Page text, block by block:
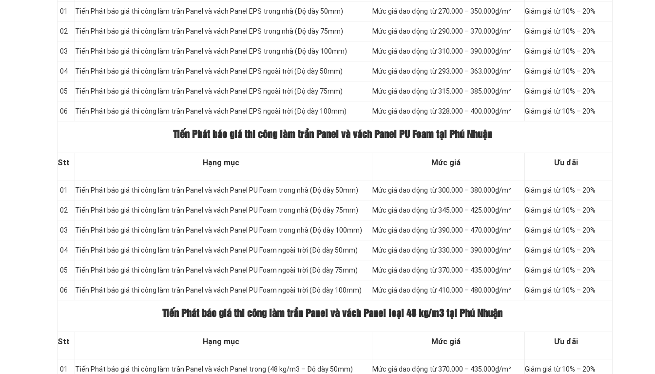
01 Tiến Phát báo giá thi công làm trần Panel và vách Panel EPS trong nhà (Độ dày 50mm) Mức giá dao động từ 270.000 – 350.000₫/m² Giảm giá từ 10% – 20%
02 Tiến Phát báo giá thi công làm trần Panel và vách Panel EPS trong nhà (Độ dày 75mm) Mức giá dao động từ 290.000 – 370.000₫/m² Giảm giá từ 10% – 20%
03 Tiến Phát báo giá thi công làm trần Panel và vách Panel EPS trong nhà (Độ dày 100mm) Mức giá dao động từ 310.000 – 390.000₫/m² Giảm giá từ 10% – 20%
04 Tiến Phát báo giá thi công làm trần Panel và vách Panel EPS ngoài trời (Độ dày 50mm) Mức giá dao động từ 293.000 – 363.000₫/m² Giảm giá từ 10% – 20%
05 Tiến Phát báo giá thi công làm trần Panel và vách Panel EPS ngoài trời (Độ dày 75mm) Mức giá dao động từ 315.000 – 385.000₫/m² Giảm giá từ 10% – 20%
06 Tiến Phát báo giá thi công làm trần Panel và vách Panel EPS ngoài trời (Độ dày 100mm) Mức giá dao động từ 328.000 – 400.000₫/m² Giảm giá từ 10% – 20%
Tiến Phát báo giá thi công làm trần Panel và vách Panel PU Foam tại Phú Nhuận
Stt Hạng mục Mức giá Ưu đãi
01 Tiến Phát báo giá thi công làm trần Panel và vách Panel PU Foam trong nhà (Độ dày 50mm) Mức giá dao động từ 300.000 – 380.000₫/m² Giảm giá từ 10% – 20%
02 Tiến Phát báo giá thi công làm trần Panel và vách Panel PU Foam trong nhà (Độ dày 75mm) Mức giá dao động từ 345.000 – 425.000₫/m² Giảm giá từ 10% – 20%
03 Tiến Phát báo giá thi công làm trần Panel và vách Panel PU Foam trong nhà (Độ dày 100mm) Mức giá dao động từ 390.000 – 470.000₫/m² Giảm giá từ 10% – 20%
04 Tiến Phát báo giá thi công làm trần Panel và vách Panel PU Foam ngoài trời (Độ dày 50mm) Mức giá dao động từ 330.000 – 390.000₫/m² Giảm giá từ 10% – 20%
05 Tiến Phát báo giá thi công làm trần Panel và vách Panel PU Foam ngoài trời (Độ dày 75mm) Mức giá dao động từ 370.000 – 435.000₫/m² Giảm giá từ 10% – 20%
06 Tiến Phát báo giá thi công làm trần Panel và vách Panel PU Foam ngoài trời (Độ dày 100mm) Mức giá dao động từ 410.000 – 480.000₫/m² Giảm giá từ 10% – 20%
Tiến Phát báo giá thi công làm trần Panel và vách Panel loại 48 kg/m3 tại Phú Nhuận
Stt Hạng mục Mức giá Ưu đãi
01 Tiến Phát báo giá thi công làm trần Panel và vách Panel trong (48 kg/m3 – Độ dày 50mm) Mức giá dao động từ 370.000 – 435.000₫/m² Giảm giá từ 10% – 20%